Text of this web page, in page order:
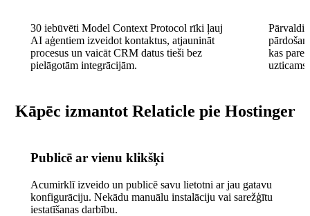
30 iebūvēti Model Context Protocol rīki ļauj
AI aģentiem izveidot kontaktus, atjaunināt
procesus un vaicāt CRM datus tieši bez
pielāgotām integrācijām.
Pārvaldi
kas
uzticams
Kāpēc izmantot Relaticle pie Hostinger
Publicē ar vienu klikšķi
Acumirklī izveido un publicē savu lietotni ar jau gatavu
konfigurāciju. Nekādu manuālu instalāciju vai sarežģītu
iestatīšanas darbību.